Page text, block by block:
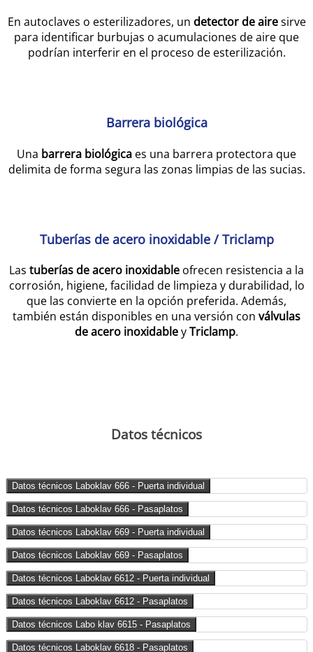
En autoclaves o esterilizadores, un detector de airesirve
para identificar burbujas o acumulaciones de aire que
podrían interferir en el proceso de esterilización.
Barrera biológica
Una barrera biológica es una barrera protectora que
delimita de forma segura las zonas limpias de las sucias.
Tuberías de acero inoxidable / Triclamp
Las tuberías de acero inoxidable ofrecen resistencia a la
corrosión, higiene, facilidad de limpieza y durabilidad, lo
que las convierte en la opción preferida. Además,
también están disponibles en una versión con válvulas
de acero inoxidableyTriclamp.
Datos técnicos
Datos técnicos Laboklav 666 - Puerta individual
Datos técnicos Laboklav 666 - Pasaplatos
Datos técnicos Laboklav 669 - Puerta individual
Datos técnicos Laboklav 669 - Pasaplatos
Datos técnicos Laboklav 6612 - Puerta individual
Datos técnicos Laboklav 6612 - Pasaplatos
Datos técnicos Labo klav 6615 - Pasaplatos
Datos técnicos Laboklav 6618 - Pasaplatos